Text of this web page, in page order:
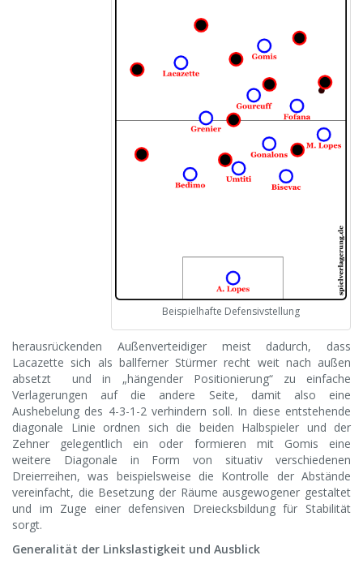
Beispielhafte Defensivstellung
herausrückenden Außenverteidiger meist dadurch, dass
Lacazette sich als ballferner Stürmer recht weit nach außen
absetzt und in „hängender Positionierung“ zu einfache
Verlagerungen auf die andere Seite, damit also eine
Aushebelung des 4-3-1-2 verhindern soll. In diese entstehende
diagonale Linie ordnen sich die beiden Halbspieler und der
Zehner gelegentlich ein oder formieren mit Gomis eine
weitere Diagonale in Form von situativ verschiedenen
Dreierreihen, was beispielsweise die Kontrolle der Abstände
vereinfacht, die Besetzung der Räume ausgewogener gestaltet
und im Zuge einer defensiven Dreiecksbildung für Stabilität
sorgt.
Generalität der Linkslastigkeit und Ausblick